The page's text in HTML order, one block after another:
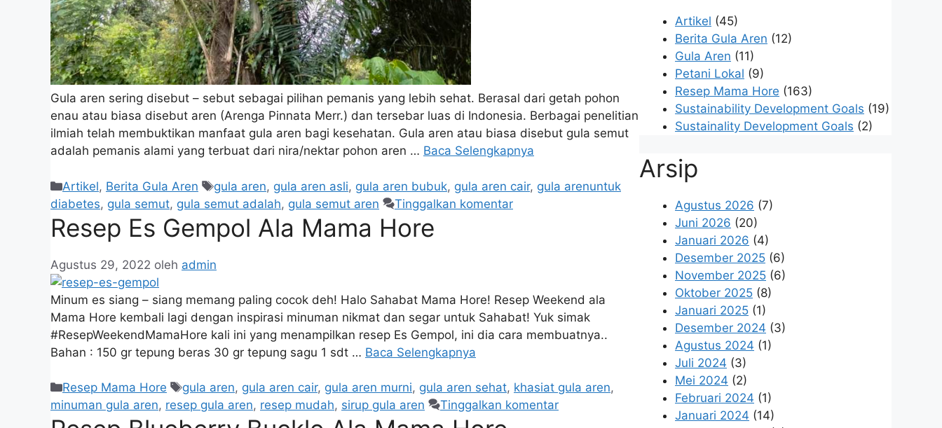
Gula aren sering disebut – sebut sebagai pilihan pemanis yang lebih sehat. Berasal dari getah pohon
enau atau biasa disebut aren (Arenga Pinnata Merr.) dan tersebar luas di Indonesia. Berbagai penelitian
ilmiah telah membuktikan manfaat gula aren bagi kesehatan. Gula aren atau biasa disebut gula semut
adalah pemanis alami yang terbuat dari nira/nektar pohon aren … Baca Selengkapnya
Artikel, Berita Gula Aren gula aren, gula aren asli, gula aren bubuk, gula aren cair, gula arenuntuk
diabetes, gula semut, gula semut adalah, gula semut aren Tinggalkan komentar
Resep Es Gempol Ala Mama Hore
Agustus 29, 2022 oleh admin
Minum es siang – siang memang paling cocok deh! Halo Sahabat Mama Hore! Resep Weekend ala
Mama Hore kembali lagi dengan inspirasi minuman nikmat dan segar untuk Sahabat! Yuk simak
#ResepWeekendMamaHore kali ini yang menampilkan resep Es Gempol, ini dia cara membuatnya..
Bahan : 150 gr tepung beras 30 gr tepung sagu 1 sdt … Baca Selengkapnya
Resep Mama Hore gula aren, gula aren cair, gula aren murni, gula aren sehat, khasiat gula aren,
minuman gula aren, resep gula aren, resep mudah, sirup gula aren Tinggalkan komentar
Artikel (45)
Berita Gula Aren (12)
Gula Aren (11)
Petani Lokal (9)
Resep Mama Hore (163)
Sustainability Development Goals (19)
Sustainality Development Goals (2)
Arsip
Agustus 2026 (7)
Juni 2026 (20)
Januari 2026 (4)
Desember 2025 (6)
November 2025 (6)
Oktober 2025 (8)
Januari 2025 (1)
Desember 2024 (3)
Agustus 2024 (1)
Juli 2024 (3)
Mei 2024 (2)
Februari 2024 (1)
Januari 2024 (14)